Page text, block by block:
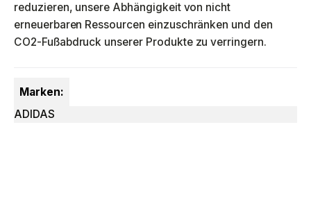
reduzieren, unsere Abhängigkeit von nicht
erneuerbaren Ressourcen einzuschränken und den
CO2-Fußabdruck unserer Produkte zu verringern.
Marken:
ADIDAS